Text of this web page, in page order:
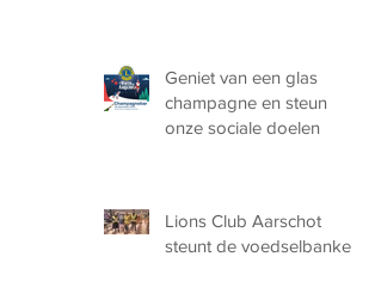
Geniet van een glas
champagne en steun
onze sociale doelen
Lions Club Aarschot
steunt de voedselbanken!